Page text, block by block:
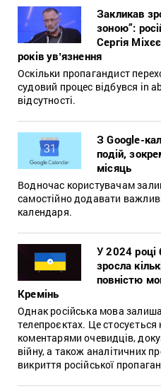
Закликав
зоною”:
Сергія
років увʼязнення
Оскільки пропагандист
судовий процес відбувся in
відсутності.
З Google-
подій,
місяць
Водночас користувачам
самостійно додавати
календаря.
У 2024 році
зросла
повністю
Кремінь
Однак російська мова
телепроєктах. Це стосується
коментарями очевидців,
війну, а також аналітичних
викриття російської